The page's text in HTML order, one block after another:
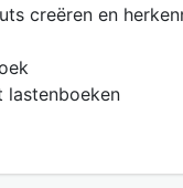
creëren en
lastenboeken